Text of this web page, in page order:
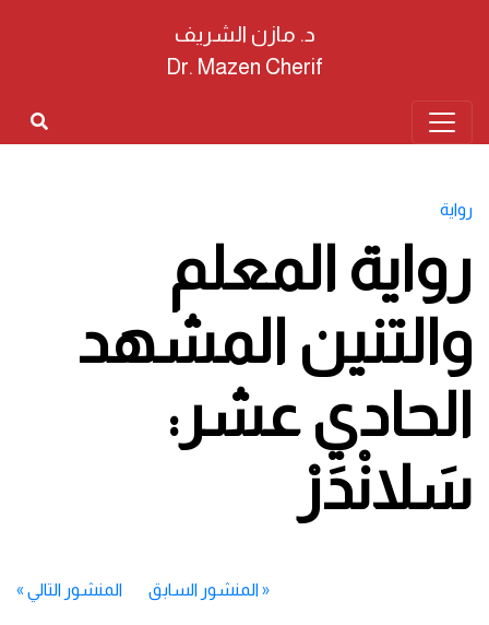
د. مازن الشريف
Dr. Mazen Cherif
رواية
رواية المعلم
والتنين المشهد
الحادي عشر:
سَلانْدَرْ
«المنشور السابق المنشور التالي »